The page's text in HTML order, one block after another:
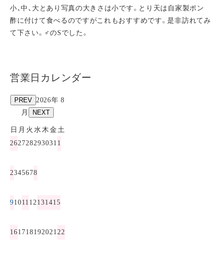
小、中、大とあり写真の大きさは小です。とり天は自家製ポン
酢に付けて食べるのですがこれもおすすめです。是非訪れてみ
て下さい。♂のSでした。
営業日カレンダー
PREV 2026年 8
月
NEXT
日 月 火 水木 金 土
262728293031 1
2345678
91011 12131415
16171819202122